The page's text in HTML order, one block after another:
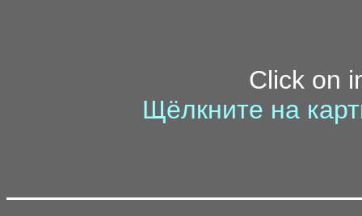
Click on
Щёлкните на